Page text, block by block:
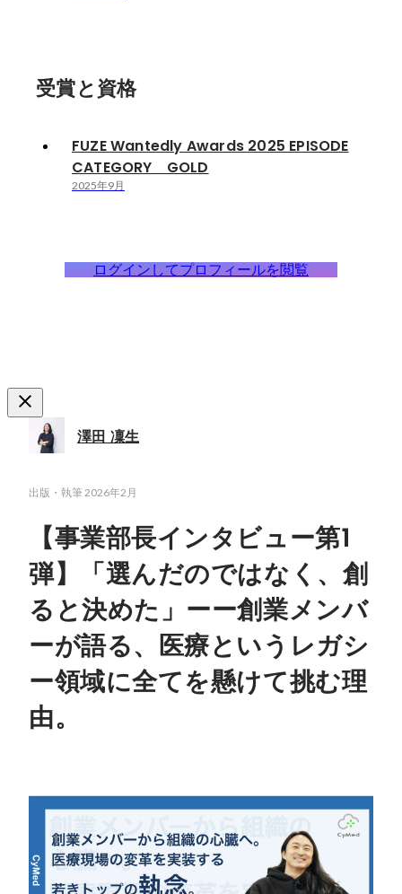
受賞と資格
FUZE Wantedly Awards 2025 EPISODE
CATEGORY GOLD
2025年9月
ログインしてプロフィールを閲覧
澤田 凜生
出版・執筆2026年2月
【事業部長インタビュー第1
弾】「選んだのではなく、創
ると決めた」ーー創業メンバ
ーが語る、医療というレガシ
ー領域に全てを懸けて挑む理
由。